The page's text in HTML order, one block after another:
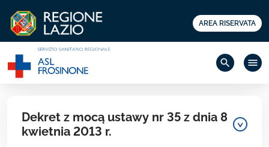
AREA RISERVATA
search menu
Dekret z mocą ustawy nr 35 z dnia 8
kwietnia 2013 r.